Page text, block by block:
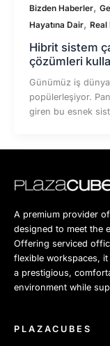
Bizden Haberler,
Hayatına Dair, Real
Hibrit sistem
çözümleri
Günümüz iş
popülerleşiyor.
giren bu esnek
A premium provider
designed to meet the
Offering serviced
flexible workspaces,
a prestigious,
environment while
PLAZACUBES